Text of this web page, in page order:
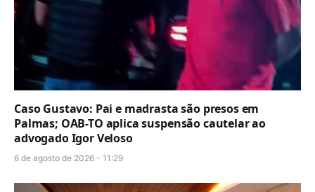
Caso Gustavo: Pai e madrasta são presos em
Palmas; OAB-TO aplica suspensão cautelar ao
advogado Igor Veloso
6 de agosto de 2026 - 11:29